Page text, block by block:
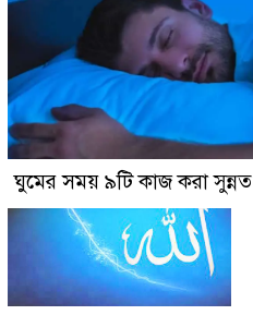
ঘুমের সময় ৯টি কাজ করা সুন্নত